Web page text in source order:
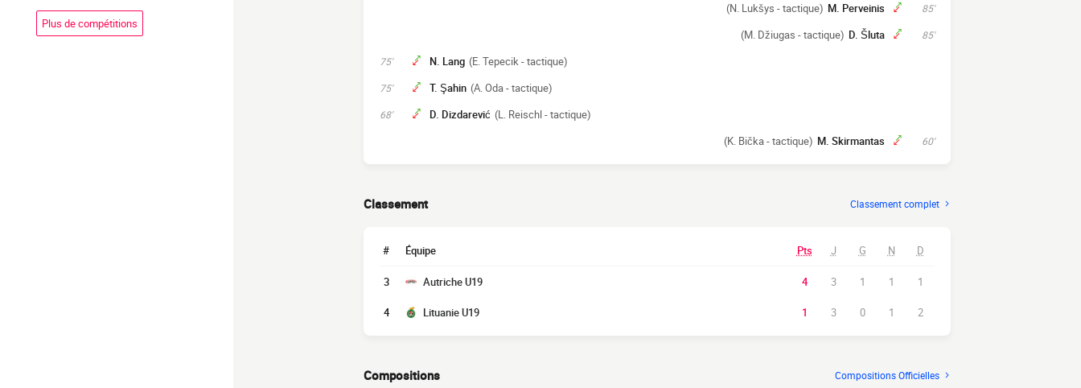
Plus de compétitions
85'
M. Perveinis
(N. Lukšys - tactique)
85'
D. Šluta
(M. Džiugas - tactique)
75' N. Lang (E. Tepecik - tactique)
75' T. Şahin (A. Oda - tactique)
68' D. Dizdarević (L. Reischl - tactique)
60'
M. Skirmantas
(K. Bička - tactique)
Classement Classement complet
# Équipe Pts J G N D
3 Autriche U19 4 3 1 1 1
4 Lituanie U19 1 3 0 1 2
Compositions Compositions Officielles